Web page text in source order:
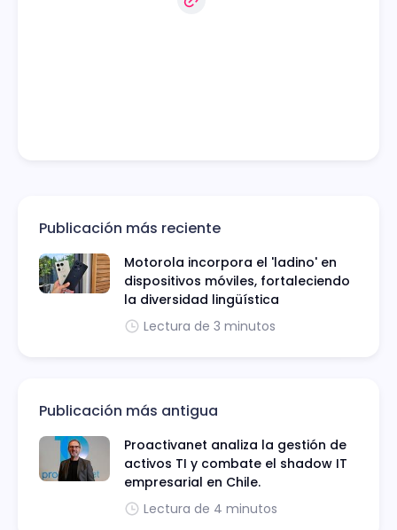
Publicación más reciente
Motorola incorpora el 'ladino' en
dispositivos móviles, fortaleciendo
la diversidad lingüística
Lectura de 3 minutos
Publicación más antigua
Proactivanet analiza la gestión de
activos TI y combate el shadow IT
empresarial en Chile.
Lectura de 4 minutos